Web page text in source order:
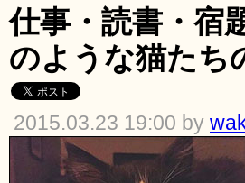
仕事・読書・宿
のような猫たち
2015.03.23 19:00 by